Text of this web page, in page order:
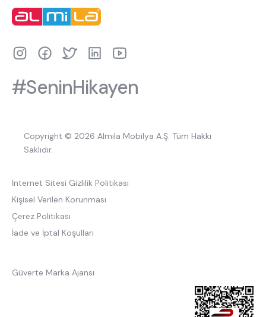
#SeninHikayen
Copyright © 2026 Almila Mobilya A.Ş. Tüm Hakkı
Saklıdır.
İnternet Sitesi Gizlilik Politikası
Kişisel Verilen Korunması
Çerez Politikası
İade ve İptal Koşulları
Güverte Marka Ajansı